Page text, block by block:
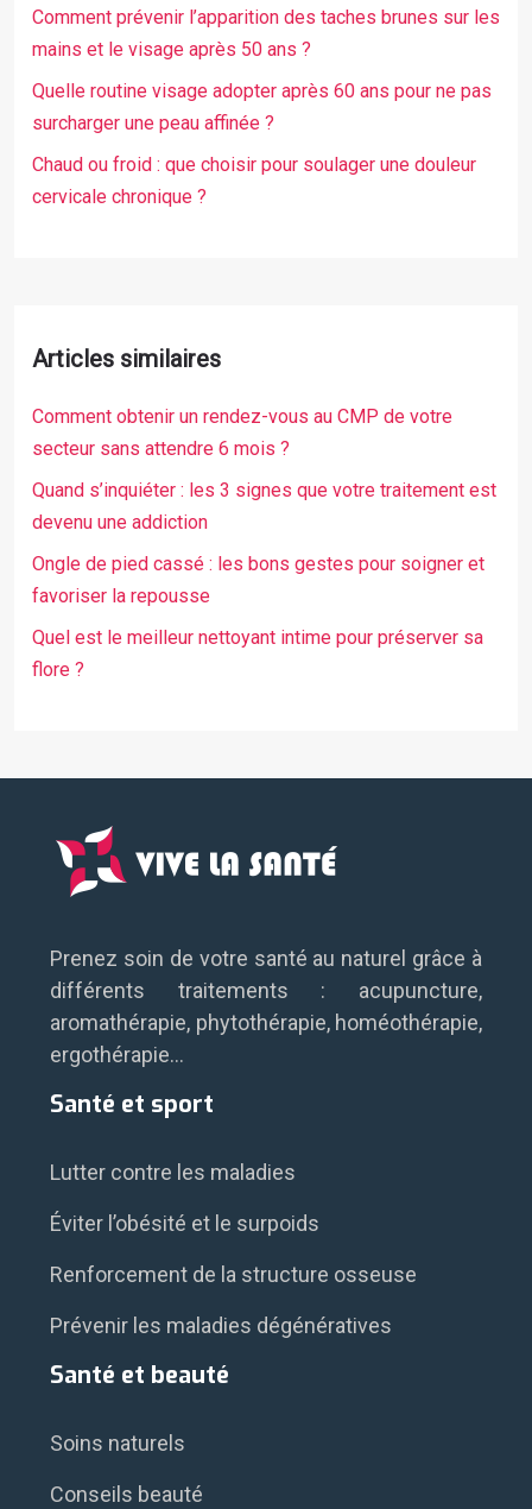
Comment prévenir l’apparition des taches brunes sur les
mains et le visage après 50 ans ?
Quelle routine visage adopter après 60 ans pour ne pas
surcharger une peau affinée ?
Chaud ou froid : que choisir pour soulager une douleur
cervicale chronique ?
Articles similaires
Comment obtenir un rendez-vous au CMP de votre
secteur sans attendre 6 mois ?
Quand s’inquiéter : les 3 signes que votre traitement est
devenu une addiction
Ongle de pied cassé : les bons gestes pour soigner et
favoriser la repousse
Quel est le meilleur nettoyant intime pour préserver sa
flore ?
Prenez soin de votre santé au naturel grâce à
différents traitements : acupuncture,
aromathérapie, phytothérapie, homéothérapie,
ergothérapie…
Santé et sport
Lutter contre les maladies
Éviter l’obésité et le surpoids
Renforcement de la structure osseuse
Prévenir les maladies dégénératives
Santé et beauté
Soins naturels
Conseils beauté